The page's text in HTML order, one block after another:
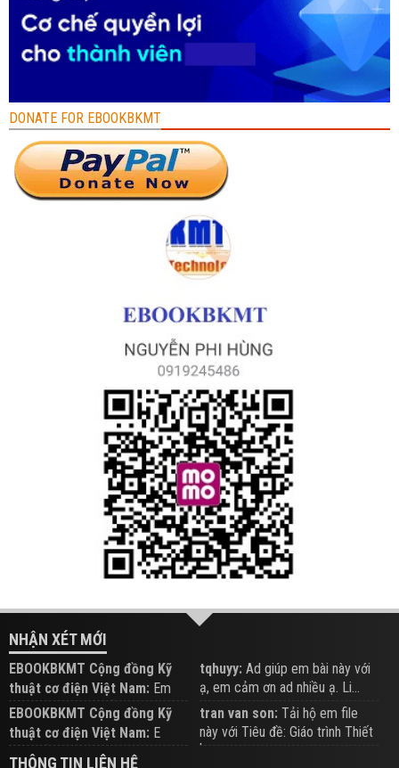
DONATE FOR EBOOKBKMT
NHẬN XÉT MỚI
EBOOKBKMT Cộng đồng Kỹ
thuật cơ điện Việt Nam: Em
đăng trên Group hỗ trợ nhé
tqhuyy: Ad giúp em bài này với
ạ, em cảm ơn ad nhiều ạ. Li...
EBOOKBKMT Cộng đồng Kỹ
thuật cơ điện Việt Nam: E
xem hỗ trợ trên Group
tran van son: Tải hộ em file
này với Tiêu đề: Giáo trình Thiết
b...
THÔNG TIN LIÊN HỆ